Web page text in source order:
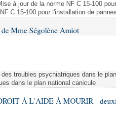
à jour de la norme NF C 15-100
C 15-100 pour l'installation de
Mme Ségolène Amiot
troubles psychiatriques dans le
dans le plan national canicule
À L'AIDE À MOURIR -